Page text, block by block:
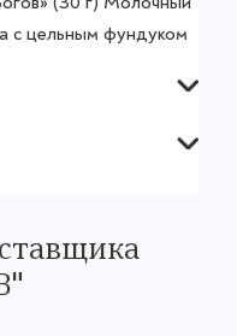
с цельным фундуком